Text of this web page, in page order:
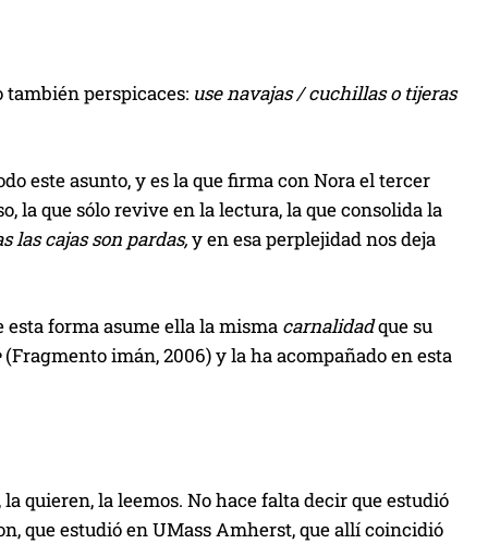
también perspicaces: use navajas / cuchillas o tijeras
este asunto, y es la que firma con Nora el tercer
la que sólo revive en la lectura, la que consolida la
las cajas son pardas,y en esa perplejidad nos deja
esta forma asume ella la misma carnalidadque su
(Fragmento imán, 2006) y la ha acompañado en esta
quieren, la leemos. No hace falta decir que estudió
que estudió en UMass Amherst, que allí coincidió